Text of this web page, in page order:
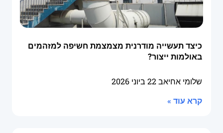
כיצד תעשייה מודרנית מצמצמת חשיפה למזהמים
באולמות ייצור?
שלומי אחיאב22 ביוני 2026
קרא עוד »